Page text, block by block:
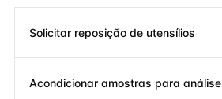
Solicitar reposição de utensílios
Acondicionar amostras para análise